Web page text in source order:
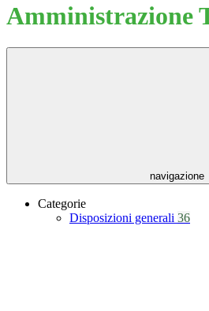
Amministrazione
navigazione
Categorie
Disposizioni generali 36